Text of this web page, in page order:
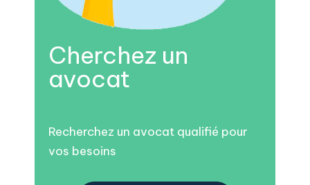
Cherchez un
avocat
Recherchez un avocat qualifié pour
vos besoins